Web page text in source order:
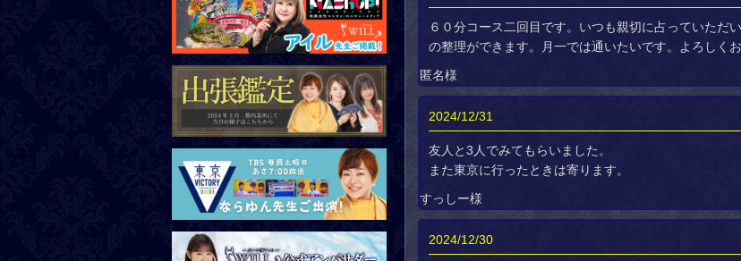
６０分コース二回目です。いつも親切に占っていただ
の整理ができます。月一では通いたいです。よろしくお
匿名様
2024/12/31
友人と3人でみてもらいました。
また東京に行ったときは寄ります。
すっしー様
2024/12/30